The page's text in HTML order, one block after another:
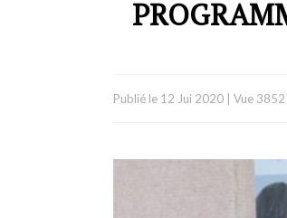
Publié le 12 Jui 2020| Vue